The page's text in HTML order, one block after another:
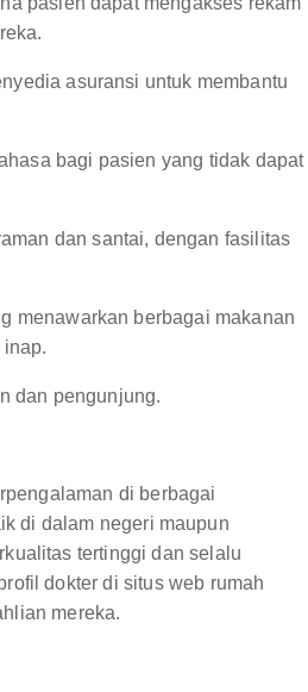
asuransi untuk membantu
bagi pasien yang tidak dapat
dan santai, dengan fasilitas
menawarkan berbagai makanan
dan pengunjung.
di berbagai
di dalam negeri maupun
tertinggi dan selalu
dokter di situs web rumah
mereka.